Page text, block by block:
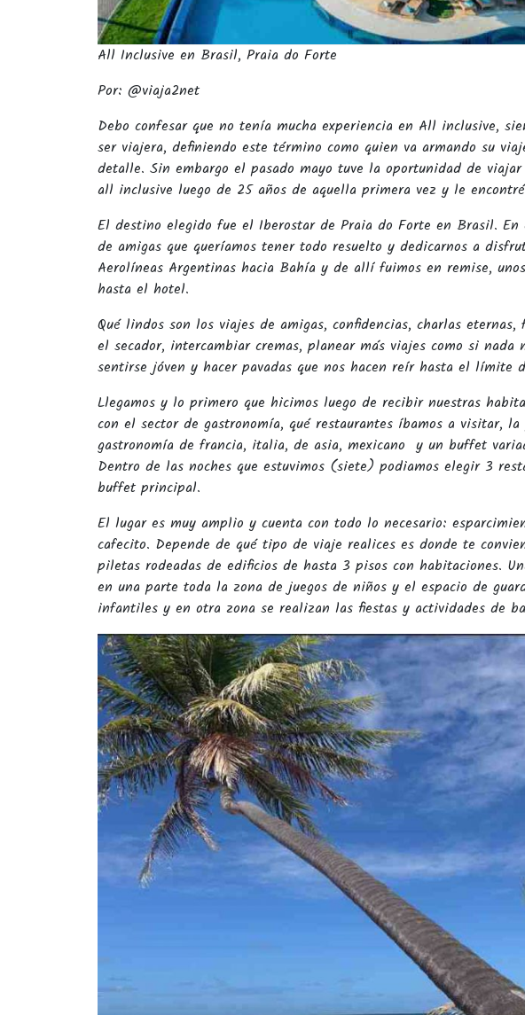
All Inclusive en Brasil, Praia do Forte
Por: @viaja2net
Debo confesar que no tenía mucha experiencia en All inclusive,
ser viajera, definiendo este término como quien va armando su
detalle. Sin embargo el pasado mayo tuve la oportunidad de
all inclusive luego de 25 años de aquella primera vez y le
El destino elegido fue el Iberostar de Praia do Forte en Brasil. En
de amigas que queríamos tener todo resuelto y dedicarnos a
Aerolíneas Argentinas hacia Bahía y de allí fuimos en remise,
hasta el hotel.
Qué lindos son los viajes de amigas, confidencias, charlas
el secador, intercambiar cremas, planear más viajes como si nada
sentirse jóven y hacer pavadas que nos hacen reír hasta el límite
Llegamos y lo primero que hicimos luego de recibir nuestras
con el sector de gastronomía, qué restaurantes íbamos a visitar,
gastronomía de francia, italia, de asia, mexicano y un buffet
Dentro de las noches que estuvimos (siete) podiamos elegir 3
buffet principal.
El lugar es muy amplio y cuenta con todo lo necesario:
cafecito. Depende de qué tipo de viaje realices es donde te
piletas rodeadas de edificios de hasta 3 pisos con habitaciones.
en una parte toda la zona de juegos de niños y el espacio de
infantiles y en otra zona se realizan las fiestas y actividades de